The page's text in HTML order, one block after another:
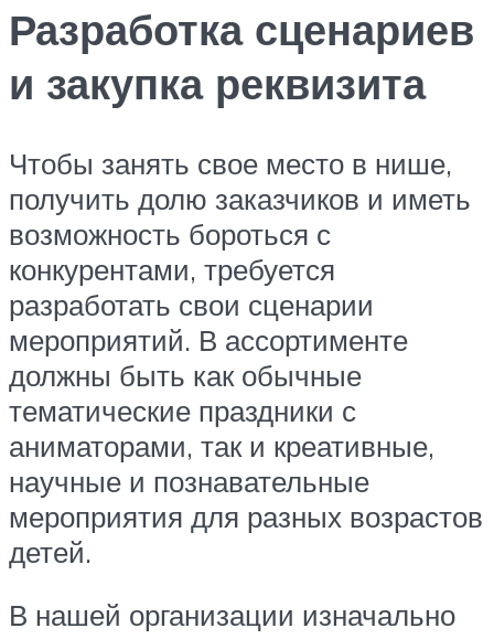
Разработка сценариев
и закупка реквизита
Чтобы занять свое место в нише,
получить долю заказчиков и иметь
возможность бороться с
конкурентами, требуется
разработать свои сценарии
мероприятий. В ассортименте
должны быть как обычные
тематические праздники с
аниматорами, так и креативные,
научные и познавательные
мероприятия для разных возрастов
детей.
В нашей организации изначально